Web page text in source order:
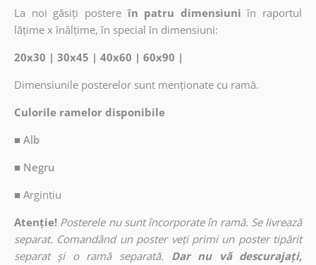
La noi găsiți postere în patru dimensiuni în raportul
lățime x înălțime, în special în dimensiuni:
20x30 | 30x45 | 40x60 | 60x90 |
Dimensiunile posterelor sunt menționate cu ramă.
Culorile ramelor disponibile
■ Alb
■ Negru
■ Argintiu
Atenție! Posterele nu sunt încorporate în ramă. Se livrează
separat. Comandând un poster veți primi un poster tipărit
separat și o ramă separată.
Dar nu vă descurajați,